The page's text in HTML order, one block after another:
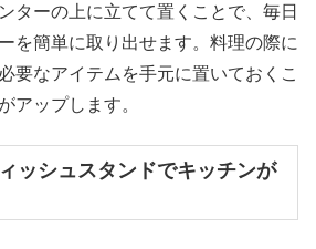
ターの上に立てて置くことで、毎日
を簡単に取り出せます。料理の際に
要なアイテムを手元に置いておくこ
アップします。
ッシュスタンドでキッチンが